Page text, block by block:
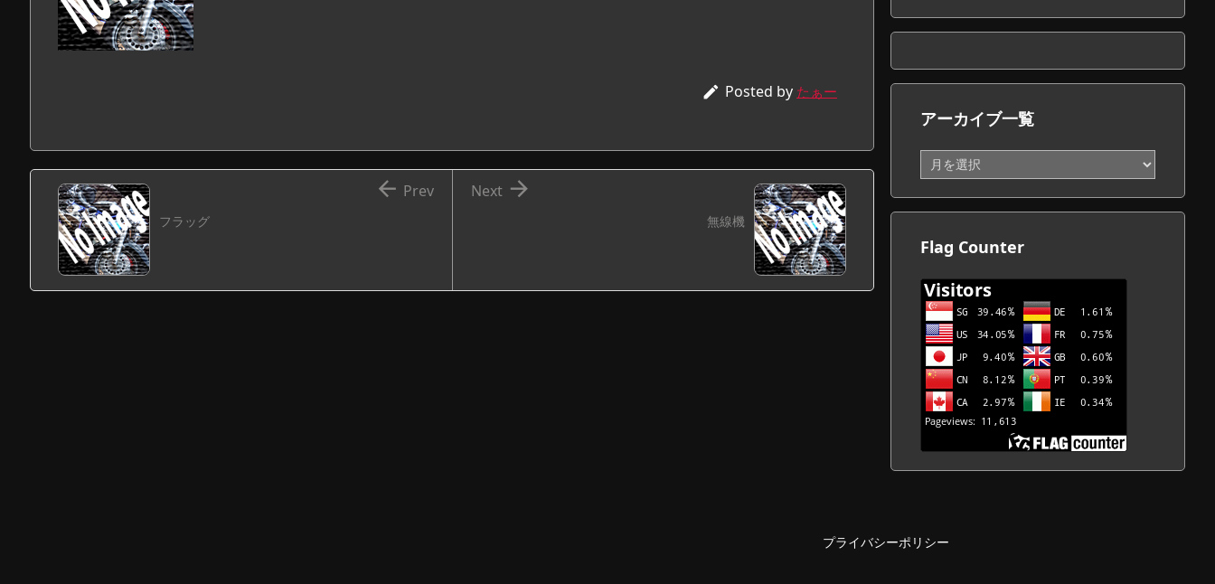
 Posted by たぁー
無線機

Next
フラッグ
 Prev
アーカイブ一覧
ー
カ
イ
一
Flag Counter
プライバシーポリシー